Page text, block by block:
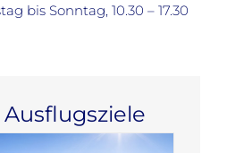
bis Sonntag, 10.30 – 17.30